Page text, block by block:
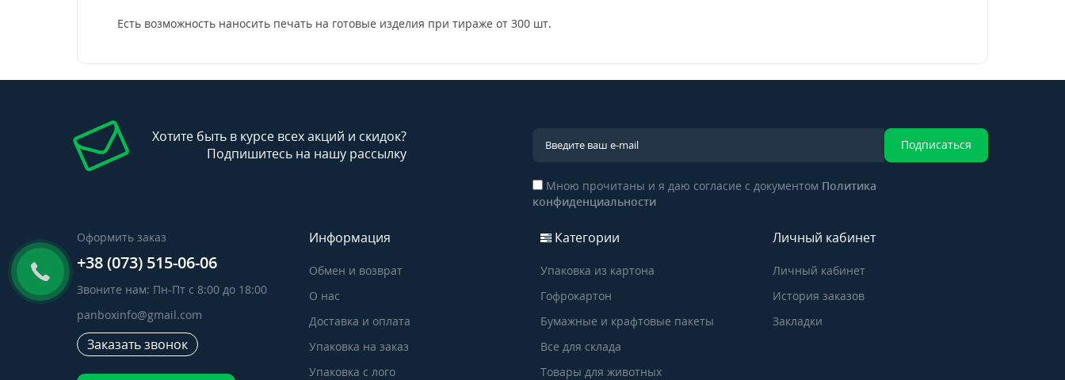
Есть возможность наносить печать на готовые изделия при тираже от 300 шт.
Хотите быть в курсе всех акций и скидок?
Подпишитесь на нашу рассылку
Подписаться
Мною прочитаны и я даю согласие с документом Политика
конфиденциальности
Оформить заказ
+38 (073) 515-06-06
Звоните нам: Пн-Пт с 8:00 до 18:00
panboxinfo@gmail.com
Заказать звонок
Информация
Обмен и возврат
О нас
Доставка и оплата
Упаковка на заказ
Упаковка с лого
Категории
Упаковка из картона
Гофрокартон
Бумажные и крафтовые пакеты
Все для склада
Товары для животных
Личный кабинет
Личный кабинет
История заказов
Закладки